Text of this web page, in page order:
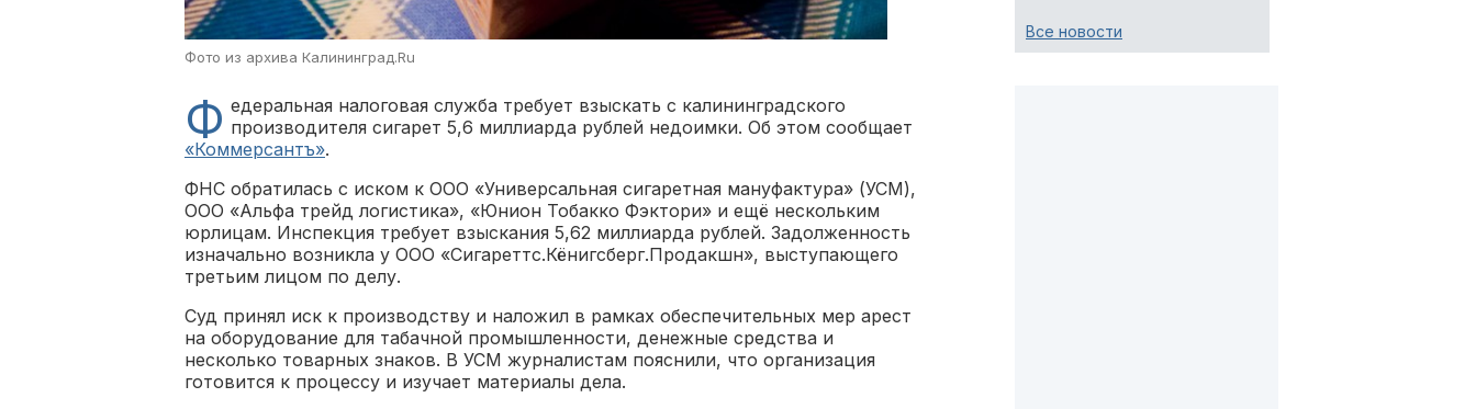
Фото из архива Калининград.Ru
Ф едеральная налоговая служба требует взыскать с калининградского
производителя сигарет 5,6 миллиарда рублей недоимки. Об этом сообщает
«Коммерсантъ».
ФНС обратилась с иском к ООО «Универсальная сигаретная мануфактура» (УСМ),
ООО «Альфа трейд логистика», «Юнион Тобакко Фэктори» и ещё нескольким
юрлицам. Инспекция требует взыскания 5,62 миллиарда рублей. Задолженность
изначально возникла у ООО «Сигареттс.Кёнигсберг.Продакшн», выступающего
третьим лицом по делу.
Суд принял иск к производству и наложил в рамках обеспечительных мер арест
на оборудование для табачной промышленности, денежные средства и
несколько товарных знаков. В УСМ журналистам пояснили, что организация
готовится к процессу и изучает материалы дела.
Все новости